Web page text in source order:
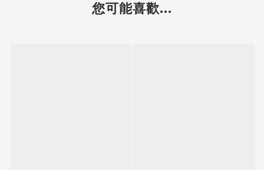
您可能喜歡...